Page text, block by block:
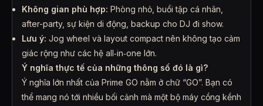
Không gian phù hợp: Phòng nhỏ, buổi tập cá nhân,
after-party, sự kiện di động, backup cho DJ đi show.
Lưu ý: Jog wheel và layout compact nên không tạo cảm
giác rộng như các hệ all‑in‑one lớn.
Ý nghĩa thực tế của những thông số đó là gì?
Ý nghĩa lớn nhất của Prime GO nằm ở chữ “GO”. Bạn có
thể mang nó tới nhiều bối cảnh mà một bộ máy cồng kềnh